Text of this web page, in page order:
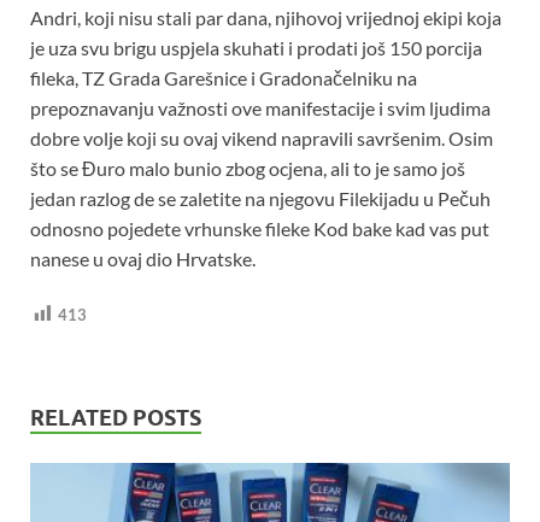
Andri, koji nisu stali par dana, njihovoj vrijednoj ekipi koja
je uza svu brigu uspjela skuhati i prodati još 150 porcija
fileka, TZ Grada Garešnice i Gradonačelniku na
prepoznavanju važnosti ove manifestacije i svim ljudima
dobre volje koji su ovaj vikend napravili savršenim. Osim
što se Đuro malo bunio zbog ocjena, ali to je samo još
jedan razlog de se zaletite na njegovu Filekijadu u Pečuh
odnosno pojedete vrhunske fileke Kod bake kad vas put
nanese u ovaj dio Hrvatske.
413
RELATED POSTS